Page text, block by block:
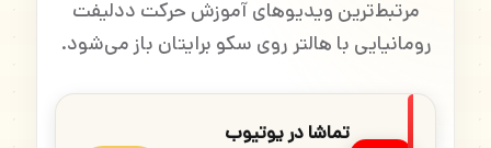
مرتبط‌ترین ویدیوهای آموزش حرکت ددلیفت
رومانیایی با هالتر روی سکو برایتان باز می‌شود.
تماشا در یوتیوب